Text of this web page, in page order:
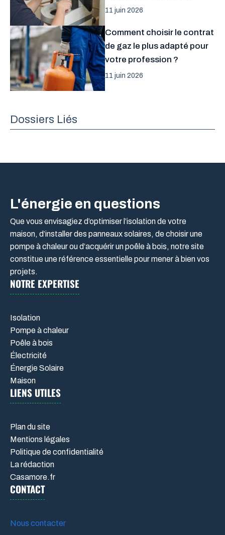
11 juin 2026
Comment choisir le contrat
de gaz le plus adapté pour
votre profession ?
11 juin 2026
Dossiers Liés
L'énergie en questions
Que vous envisagiez d’optimiser l’isolation de votre
maison, d’installer des panneaux solaires, de choisir une
pompe à chaleur ou d’acquérir un poêle à bois, notre site
constitue une référence essentielle pour mener à bien vos
projets.
NOTRE EXPERTISE
Isolation
Pompe à chaleur
Poêle à bois
Électricité
Énergie Solaire
Maison
LIENS UTILES
Plan du site
Mentions légales
Politique de confidentialité
La rédaction
Casamore.fr
CONTACT
Nous contacter